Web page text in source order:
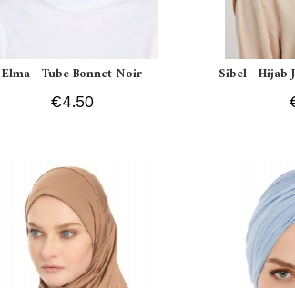
Elma - Tube Bonnet Noir
€4.50
Sibel - Hijab